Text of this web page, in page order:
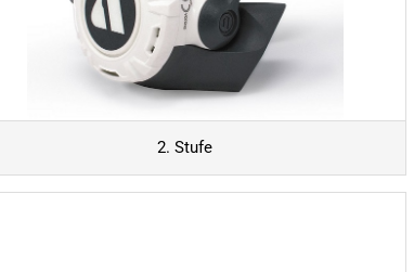
2. Stufe